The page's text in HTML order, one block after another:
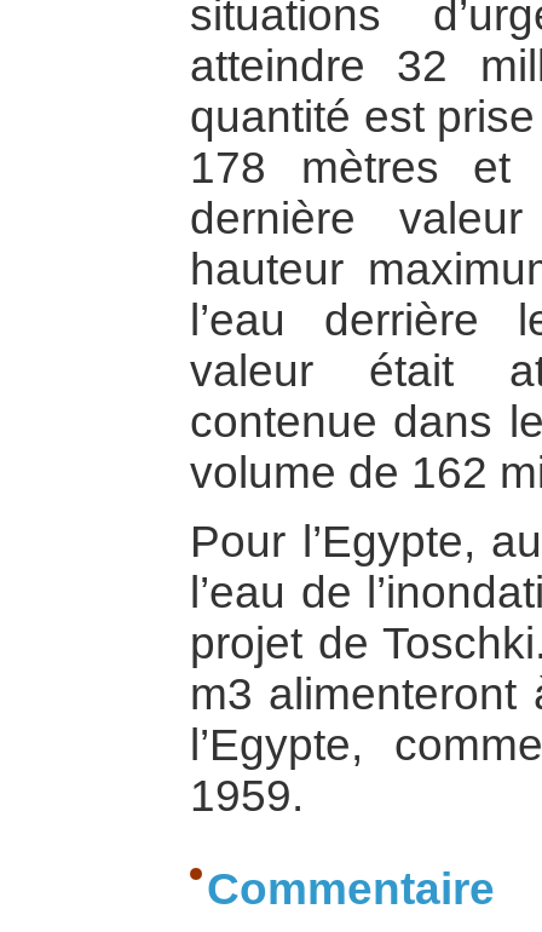
situations
atteindre 32
quantité est
178 mètres et
dernière
hauteur
l’eau derrière
valeur était
contenue dans
volume de 162
Pour l’Egypte,
l’eau de
projet de
m3
l’Egypte,
1959.
Commentaire